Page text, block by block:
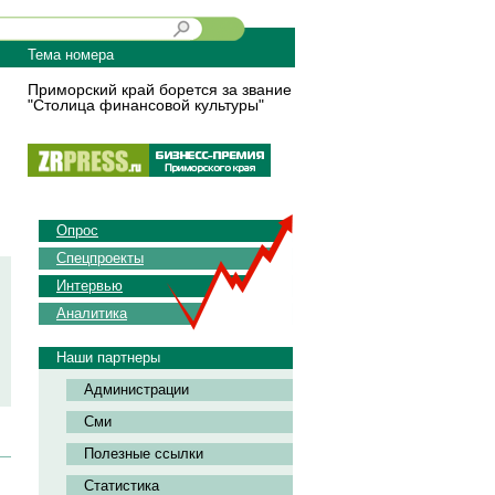
Тема номера
Приморский край борется за звание
"Столица финансовой культуры"
Опрос
Спецпроекты
Интервью
Аналитика
Наши партнеры
Администрации
Сми
Полезные ссылки
Статистика